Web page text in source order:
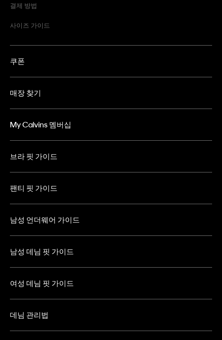
결제 방법
사이즈 가이드
쿠폰
매장 찾기
My Calvins 멤버십
브라 핏 가이드
팬티 핏 가이드
남성 언더웨어 가이드
남성 데님 핏 가이드
여성 데님 핏 가이드
데님 관리법